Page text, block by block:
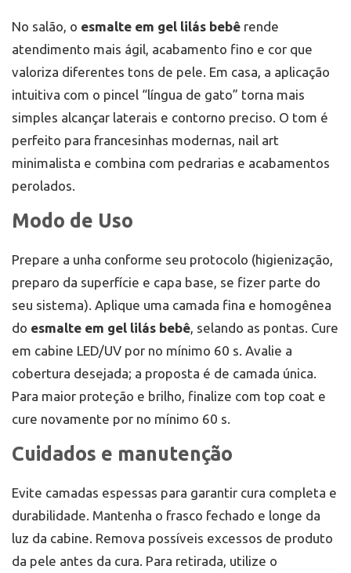
No salão, o esmalte em gel lilás bebê rende
atendimento mais ágil, acabamento fino e cor que
valoriza diferentes tons de pele. Em casa, a aplicação
intuitiva com o pincel “língua de gato” torna mais
simples alcançar laterais e contorno preciso. O tom é
perfeito para francesinhas modernas, nail art
minimalista e combina com pedrarias e acabamentos
perolados.
Modo de Uso
Prepare a unha conforme seu protocolo (higienização,
preparo da superfície e capa base, se fizer parte do
seu sistema). Aplique uma camada fina e homogênea
do esmalte em gel lilás bebê, selando as pontas. Cure
em cabine LED/UV por no mínimo 60 s. Avalie a
cobertura desejada; a proposta é de camada única.
Para maior proteção e brilho, finalize com top coat e
cure novamente por no mínimo 60 s.
Cuidados e manutenção
Evite camadas espessas para garantir cura completa e
durabilidade. Mantenha o frasco fechado e longe da
luz da cabine. Remova possíveis excessos de produto
da pele antes da cura. Para retirada, utilize o